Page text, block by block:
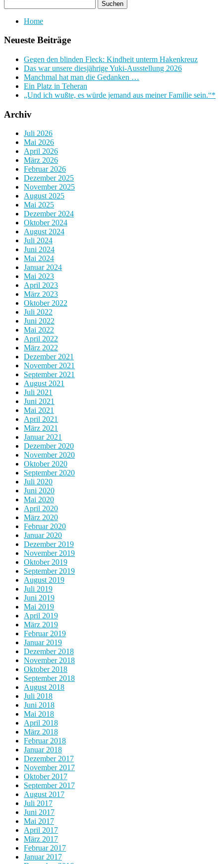
Home
Neueste Beiträge
Gegen den blinden Fleck: Kindheit unterm Hakenkreuz
Das war unsere diesjährige Yuki-Ausstellung 2026
Manchmal hat man die Gedanken …
Ein Platz in Teheran
„Und ich wußte, es würde jemand aus meiner Familie sein.“*
Archiv
Juli 2026
Mai 2026
April 2026
März 2026
Februar 2026
Dezember 2025
November 2025
August 2025
Mai 2025
Dezember 2024
Oktober 2024
August 2024
Juli 2024
Juni 2024
Mai 2024
Januar 2024
Mai 2023
April 2023
März 2023
Oktober 2022
Juli 2022
Juni 2022
Mai 2022
April 2022
März 2022
Dezember 2021
November 2021
September 2021
August 2021
Juli 2021
Juni 2021
Mai 2021
April 2021
März 2021
Januar 2021
Dezember 2020
November 2020
Oktober 2020
September 2020
Juli 2020
Juni 2020
Mai 2020
April 2020
März 2020
Februar 2020
Januar 2020
Dezember 2019
November 2019
Oktober 2019
September 2019
August 2019
Juli 2019
Juni 2019
Mai 2019
April 2019
März 2019
Februar 2019
Januar 2019
Dezember 2018
November 2018
Oktober 2018
September 2018
August 2018
Juli 2018
Juni 2018
Mai 2018
April 2018
März 2018
Februar 2018
Januar 2018
Dezember 2017
November 2017
Oktober 2017
September 2017
August 2017
Juli 2017
Juni 2017
Mai 2017
April 2017
März 2017
Februar 2017
Januar 2017